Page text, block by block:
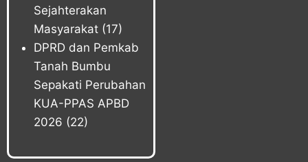
Sejahterakan
Masyarakat (17)
DPRD dan Pemkab
Tanah Bumbu
Sepakati Perubahan
KUA-PPAS APBD
2026 (22)